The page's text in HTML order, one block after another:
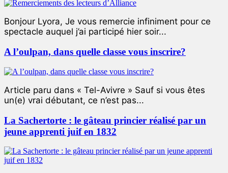
Bonjour Lyora, Je vous remercie infiniment pour ce
spectacle auquel j’ai participé hier soir...
A l’oulpan, dans quelle classe vous inscrire?
Article paru dans « Tel-Avivre » Sauf si vous êtes
un(e) vrai débutant, ce n’est pas...
La Sachertorte : le gâteau princier réalisé par un
jeune apprenti juif en 1832